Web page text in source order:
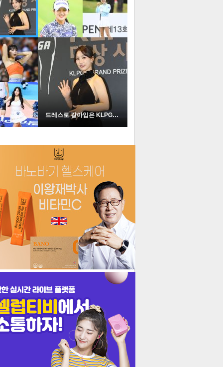
본 뉴스
스포츠 포토
더보기
포토
드레스로 갈아입은 KLPGA …